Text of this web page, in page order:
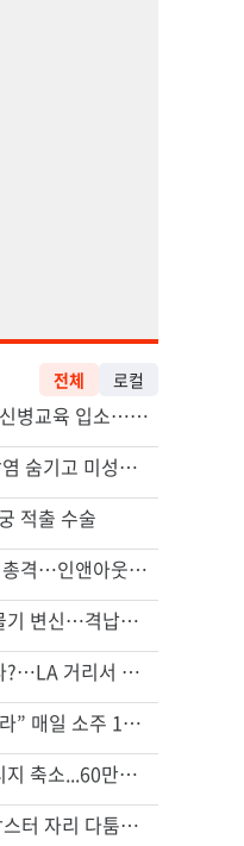
전체 로컬
천하람, 현역 의원 최초 신병교육 입소…논산서 2박3일 생활
목회자 신분으로 HIV 감염 숨기고 미성년자와 성관계
적출 수술
드라이브스루서 시작된 총격…인앤아웃 참사 영상 공개
74m짜리 보잉777, 화물기 변신…격납고서 ‘보물’ 찾는 인천공항
광고판 안에 사람이 산다?…LA 거리서 화제
“술에 이것 한방울 넣어라” 매일 소주 1병 까는 91세의 철칙
휴매나, 메디캘 어드밴티지 축소...60만명 플랜 상실 위기
잠수 중 공기 끊었다? 랍스터 자리 다툼이 살인미수 사건으로